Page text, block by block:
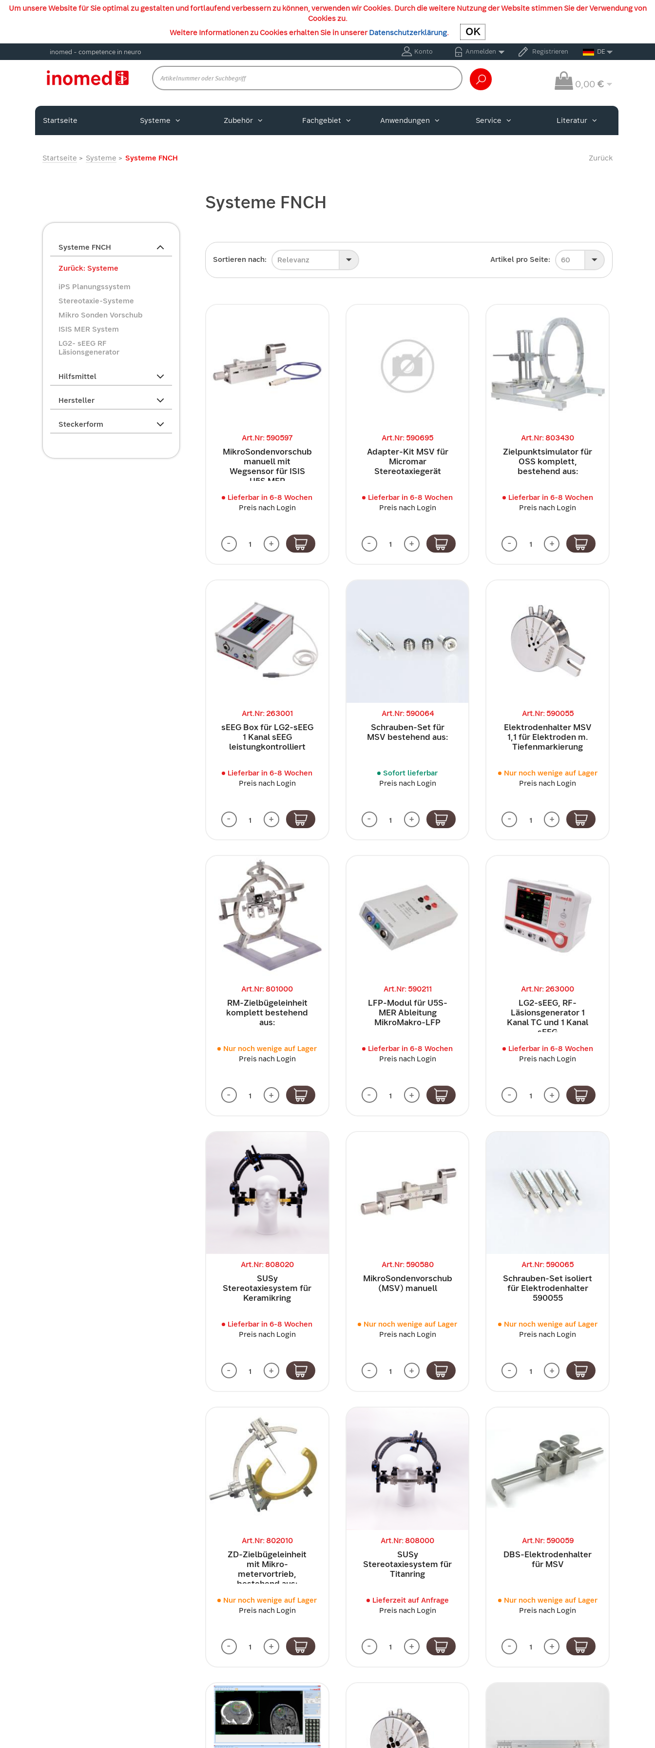
Um unsere Website für Sie optimal zu gestalten und fortlaufend verbessern zu können, verwenden wir Cookies. Durch die weitere Nutzung der Website stimmen Sie der Verwendung von
Cookies zu.
Weitere Informationen zu Cookies erhalten Sie in unsererDatenschutzerklärung. OKOK
inomed - competence in neuro Konto Anmelden Registrieren DE
0,00 €
Startseite Systeme Zubehör Fachgebiet Anwendungen Service Literatur
Startseite Systeme Systeme FNCH Zurück
Systeme FNCH
Zurück: Systeme
iPS Planungssystem
Stereotaxie-Systeme
Mikro Sonden Vorschub
ISIS MER System
LG2- sEEG RF
Läsionsgenerator
Hilfsmittel
Hersteller
Steckerform
Systeme FNCH
Sortieren nach: Relevanz Artikel pro Seite: 60
Art.Nr: 590597
MikroSondenvorschub
manuell mit
Wegsensor für ISIS
U5S MER
Lieferbar in 6-8 Wochen
Preis nach Login
- +
Art.Nr: 590695
Adapter-Kit MSV für
Micromar
Stereotaxiegerät
Lieferbar in 6-8 Wochen
Preis nach Login
- +
Art.Nr: 803430
Zielpunktsimulator für
OSS komplett,
bestehend aus:
Lieferbar in 6-8 Wochen
Preis nach Login
- +
Art.Nr: 263001
sEEG Box für LG2-sEEG
1 Kanal sEEG
leistungkontrolliert
Lieferbar in 6-8 Wochen
Preis nach Login
- +
Art.Nr: 590064
Schrauben-Set für
MSV bestehend aus:
Sofort lieferbar
Preis nach Login
- +
Art.Nr: 590055
Elektrodenhalter MSV
1,1 für Elektroden m.
Tiefenmarkierung
Nur noch wenige auf Lager
Preis nach Login
- +
Art.Nr: 801000
RM-Zielbügeleinheit
komplett bestehend
aus:
Nur noch wenige auf Lager
Preis nach Login
- +
Art.Nr: 590211
LFP-Modul für U5S-
MER Ableitung
MikroMakro-LFP
Lieferbar in 6-8 Wochen
Preis nach Login
- +
Art.Nr: 263000
LG2-sEEG, RF-
Läsionsgenerator 1
Kanal TC und 1 Kanal
sEEG
Lieferbar in 6-8 Wochen
Preis nach Login
- +
Art.Nr: 808020
SUSy
Stereotaxiesystem für
Keramikring
Lieferbar in 6-8 Wochen
Preis nach Login
- +
Art.Nr: 590580
MikroSondenvorschub
(MSV) manuell
Nur noch wenige auf Lager
Preis nach Login
- +
Art.Nr: 590065
Schrauben-Set isoliert
für Elektrodenhalter
590055
Nur noch wenige auf Lager
Preis nach Login
- +
Art.Nr: 802010
ZD-Zielbügeleinheit
mit Mikro-
metervortrieb,
bestehend aus:
Nur noch wenige auf Lager
Preis nach Login
- +
Art.Nr: 808000
SUSy
Stereotaxiesystem für
Titanring
Lieferzeit auf Anfrage
Preis nach Login
- +
Art.Nr: 590059
DBS-Elektrodenhalter
für MSV
Nur noch wenige auf Lager
Preis nach Login
- +